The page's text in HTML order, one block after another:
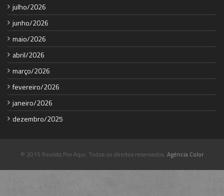
julho/2026
junho/2026
maio/2026
abril/2026
março/2026
fevereiro/2026
janeiro/2026
dezembro/2025
© 2015 Revista Por Aqui. Todos os direitos reservados. Agência Color